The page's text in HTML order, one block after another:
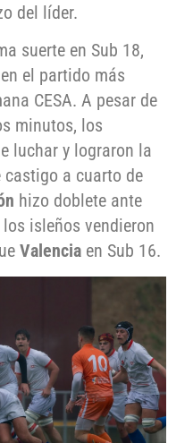
del líder.
suerte en Sub 18,
el partido más
CESA. A pesar de
minutos, los
luchar y lograron la
castigo a cuarto de
hizo doblete ante
isleños vendieron
Valencia en Sub 16.